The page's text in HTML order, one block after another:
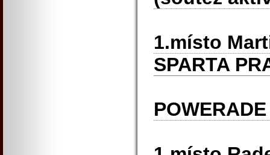
1.místo
SPARTA